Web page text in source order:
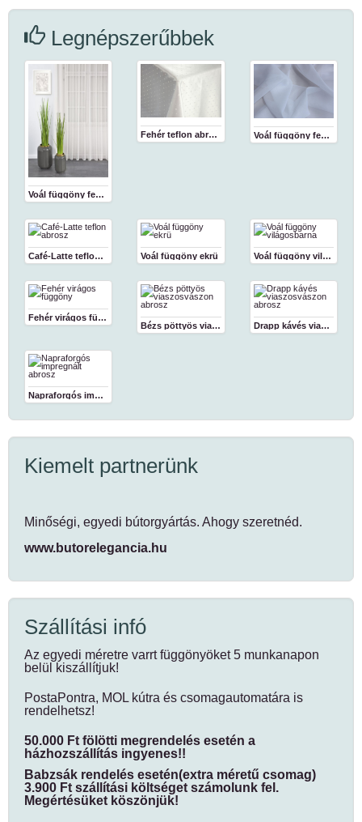
Legnépszerűbbek
Voál függöny fehér
Fehér teflon abrosz Voál függöny fehér 180 cm
Café-Latte teflon abrosz Voál függöny ekrü Voál függöny világosbarna
Fehér virágos függöny
Bézs pöttyös viaszosvászon abrosz
Drapp kávés viaszosvászon abrosz
Napraforgós impregnált abrosz
Kiemelt partnerünk
Minőségi, egyedi bútorgyártás. Ahogy szeretnéd.
www.butorelegancia.hu
Szállítási infó
Az egyedi méretre varrt függönyöket 5 munkanapon
belül kiszállítjuk!
PostaPontra, MOL kútra és csomagautomatára is
rendelhetsz!
50.000 Ft fölötti megrendelés esetén a
házhozszállítás ingyenes!!
Babzsák rendelés esetén(extra méretű csomag)
3.900 Ft szállítási költséget számolunk fel.
Megértésüket köszönjük!